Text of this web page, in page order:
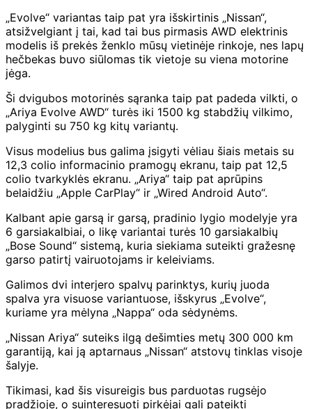
„Evolve“ variantas taip pat yra išskirtinis „Nissan“,
atsižvelgiant į tai, kad tai bus pirmasis AWD elektrinis
modelis iš prekės ženklo mūsų vietinėje rinkoje, nes lapų
hečbekas buvo siūlomas tik vietoje su viena motorine
jėga.
Ši dvigubos motorinės sąranka taip pat padeda vilkti, o
„Ariya Evolve AWD“ turės iki 1500 kg stabdžių vilkimo,
palyginti su 750 kg kitų variantų.
Visus modelius bus galima įsigyti vėliau šiais metais su
12,3 colio informacinio pramogų ekranu, taip pat 12,5
colio tvarkyklės ekranu. „Ariya“ taip pat aprūpins
belaidžiu „Apple CarPlay“ ir „Wired Android Auto“.
Kalbant apie garsą ir garsą, pradinio lygio modelyje yra
6 garsiakalbiai, o likę variantai turės 10 garsiakalbių
„Bose Sound“ sistemą, kuria siekiama suteikti gražesnę
garso patirtį vairuotojams ir keleiviams.
Galimos dvi interjero spalvų parinktys, kurių juoda
spalva yra visuose variantuose, išskyrus „Evolve“,
kuriame yra mėlyna „Nappa“ oda sėdynėms.
„Nissan Ariya“ suteiks ilgą dešimties metų 300 000 km
garantiją, kai ją aptarnaus „Nissan“ atstovų tinklas visoje
šalyje.
Tikimasi, kad šis visureigis bus parduotas rugsėjo
pradžioje, o suinteresuoti pirkėjai gali pateikti